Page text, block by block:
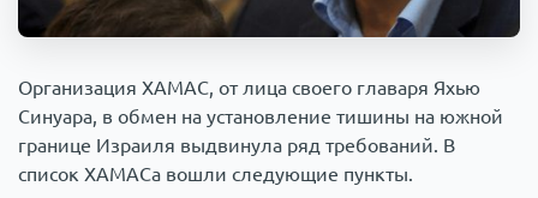
Происшествия 1000 мелочей
Организация ХАМАС, от лица своего главаря Яхью
Синуара, в обмен на установление тишины на южной
границе Израиля выдвинула ряд требований. В
список ХАМАСа вошли следующие пункты.